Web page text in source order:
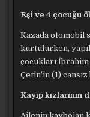
Eşi ve 4 çocuğu
Kazada otomobil
kurtulurken,
çocukları İbrahim
Çetin’in (1)
Kayıp